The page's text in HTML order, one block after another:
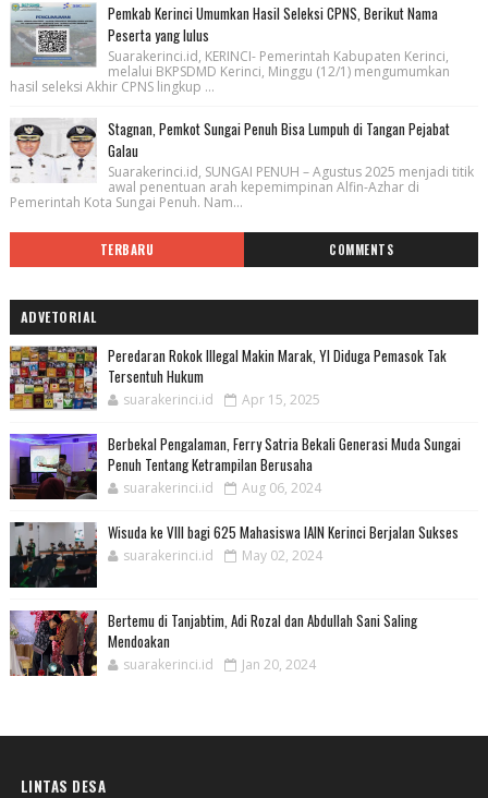
Pemkab Kerinci Umumkan Hasil Seleksi CPNS, Berikut Nama
Peserta yang lulus
Suarakerinci.id, KERINCI- Pemerintah Kabupaten Kerinci,
melalui BKPSDMD Kerinci, Minggu (12/1) mengumumkan
hasil seleksi Akhir CPNS lingkup ...
Stagnan, Pemkot Sungai Penuh Bisa Lumpuh di Tangan Pejabat
Galau
Suarakerinci.id, SUNGAI PENUH – Agustus 2025 menjadi titik
awal penentuan arah kepemimpinan Alfin-Azhar di
Pemerintah Kota Sungai Penuh. Nam...
TERBARU COMMENTS
ADVETORIAL
Peredaran Rokok Illegal Makin Marak, YI Diduga Pemasok Tak
Tersentuh Hukum
suarakerinci.id Apr 15, 2025
Berbekal Pengalaman, Ferry Satria Bekali Generasi Muda Sungai
Penuh Tentang Ketrampilan Berusaha
suarakerinci.id Aug 06, 2024
Wisuda ke VIII bagi 625 Mahasiswa IAIN Kerinci Berjalan Sukses
suarakerinci.id May 02, 2024
Bertemu di Tanjabtim, Adi Rozal dan Abdullah Sani Saling
Mendoakan
suarakerinci.id Jan 20, 2024
LINTAS DESA